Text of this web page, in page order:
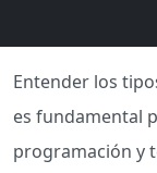
Entender los
es fundamental
programación y